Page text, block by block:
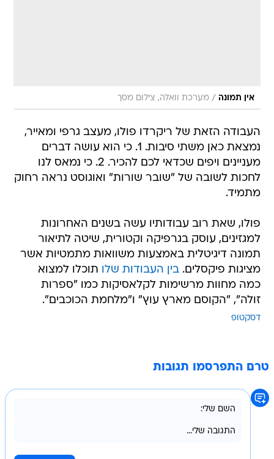
אין תמונה / מערכת וואלה, צילום מסך
העבודה הזאת של ריקרדו פולו, מעצב גרפי ומאייר,
נמצאת כאן משתי סיבות. 1. כי הוא עושה דברים
מעניינים ויפים שכדאי לכם להכיר. 2. כי נמאס לנו
לחכות לשובה של "שובר שורות" ואוגוסט נראה רחוק
מתמיד.
פולו, שאת רוב עבודותיו עשה בשנים האחרונות
למגזינים, עוסק בגרפיקה וקטורית, שיטה לתיאור
תמונה דיגיטלית באמצעות משוואות מתמטיות אשר
מציגות פיקסלים.בין העבודות שלו תוכלו למצוא
כמה מחוות מרשימות לקלאסיקות כמו "ספרות
זולה", "הקוסם מארץ עוץ" ו"מלחמת הכוכבים".
דסקטופ
טרם התפרסמו תגובות